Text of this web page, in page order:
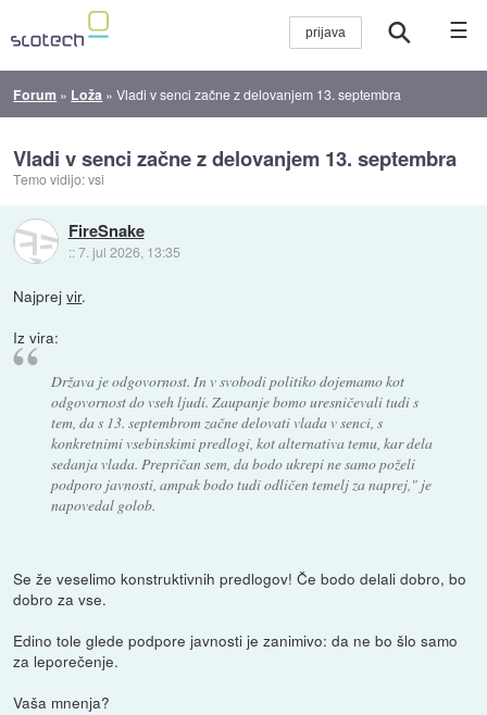
☰
Forum » Loža »Vladi v senci začne z delovanjem 13. septembra
Vladi v senci začne z delovanjem 13. septembra
Temo vidijo: vsi
FireSnake
::7. jul 2026, 13:35
Najprejvir.
Iz vira:
Država je odgovornost. In v svobodi politiko dojemamo kot
odgovornost do vseh ljudi. Zaupanje bomo uresničevali tudi s
tem, da s 13. septembrom začne delovati vlada v senci, s
konkretnimi vsebinskimi predlogi, kot alternativa temu, kar dela
sedanja vlada. Prepričan sem, da bodo ukrepi ne samo poželi
podporo javnosti, ampak bodo tudi odličen temelj za naprej," je
napovedal golob.
Se že veselimo konstruktivnih predlogov! Če bodo delali dobro, bo
dobro za vse.
Edino tole glede podpore javnosti je zanimivo: da ne bo šlo samo
za leporečenje.
Vaša mnenja?